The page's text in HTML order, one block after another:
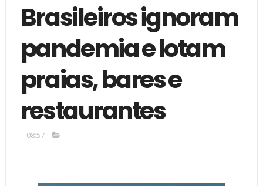
Brasileiros ignoram
pandemia e lotam
praias, bares e
restaurantes
08:57